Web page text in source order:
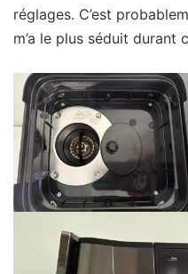
réglages. C’est
m’a le plus séduit durant